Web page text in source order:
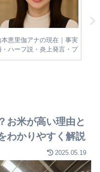
本恵里伽アナの現在｜事実
・ハーフ説・炎上発言・プ
フィールをわかりやすく整
お米が高い理由と
わかりやすく解説
2025.05.19